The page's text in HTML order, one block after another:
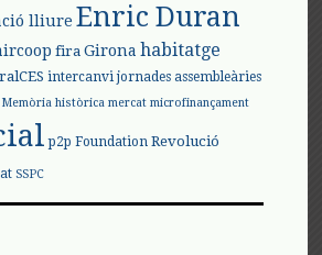
lliure Enric Duran
fira Girona habitatge
intercanvi jornades assembleàries
Memòria històrica mercat microfinançament
p2p Foundation Revolució
SSPC